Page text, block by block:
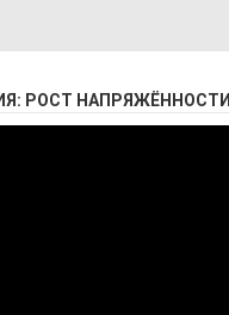
РОСТ НАПРЯЖЁННОСТИ